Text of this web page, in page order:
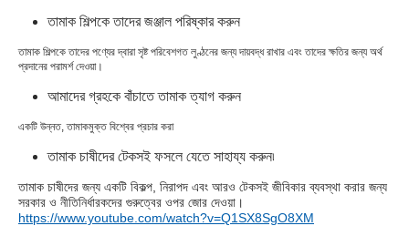
তামাক শিল্পকে তাদের জঞ্জাল পরিষ্কার করুন
তামাক শিল্পকে তাদের পণ্যের দ্বারা সৃষ্ট পরিবেশগত লুণ্ঠনের জন্য দায়বদ্ধ রাখার এবং তাদের ক্ষতির জন্য অর্থ
প্রদানের পরামর্শ দেওয়া।
আমাদের গ্রহকে বাঁচাতে তামাক ত্যাগ করুন
একটি উন্নত, তামাকমুক্ত বিশ্বের প্রচার করা
তামাক চাষীদের টেকসই ফসলে যেতে সাহায্য করুন৷
তামাক চাষীদের জন্য একটি বিকল্প, নিরাপদ এবং আরও টেকসই জীবিকার ব্যবস্থা করার জন্য
সরকার ও নীতিনির্ধারকদের গুরুত্বের ওপর জোর দেওয়া।
https://www.youtube.com/watch?v=Q1SX8SgO8XM